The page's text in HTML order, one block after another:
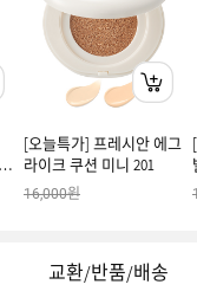
[오늘특가] 프레시안 에그
라이크 쿠션 미니 201
16,000원
교환/반품/배송